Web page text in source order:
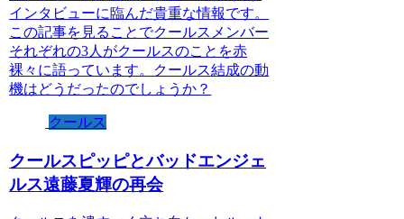
インタビューに臨んだ貴重な情報です。
この記事を見ることでクールスメンバー
それぞれの3人がクールスのことを赤
裸々に語っています。クールス結成の動
機はどうだったのでしょうか？
クールス
クールスピッピとバッドエンジェ
ルス遠藤夏輝の再会